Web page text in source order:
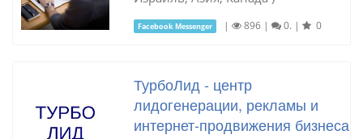
Facebook Messenger | 896 | 0. | 0
ТурбоЛид - центр
лидогенерации, рекламы и
интернет-продвижения бизнеса